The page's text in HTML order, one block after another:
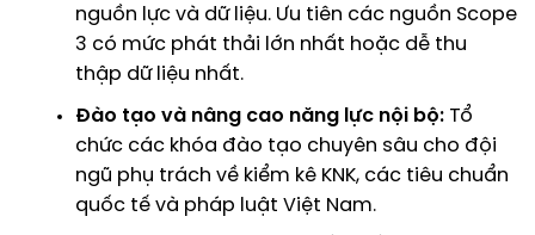
nguồn lực và dữ liệu. Ưu tiên các nguồn Scope
3 có mức phát thải lớn nhất hoặc dễ thu
thập dữ liệu nhất.
Đào tạo và nâng cao năng lực nội bộ: Tổ
chức các khóa đào tạo chuyên sâu cho đội
ngũ phụ trách về kiểm kê KNK, các tiêu chuẩn
quốc tế và pháp luật Việt Nam.